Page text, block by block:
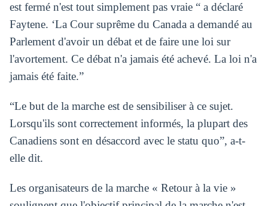
est fermé n'est tout simplement pas vraie “ a déclaré
Faytene. ‘La Cour suprême du Canada a demandé au
Parlement d'avoir un débat et de faire une loi sur
l'avortement. Ce débat n'a jamais été achevé. La loi n'a
jamais été faite.”
“Le but de la marche est de sensibiliser à ce sujet.
Lorsqu'ils sont correctement informés, la plupart des
Canadiens sont en désaccord avec le statu quo”, a-t-
elle dit.
Les organisateurs de la marche « Retour à la vie »